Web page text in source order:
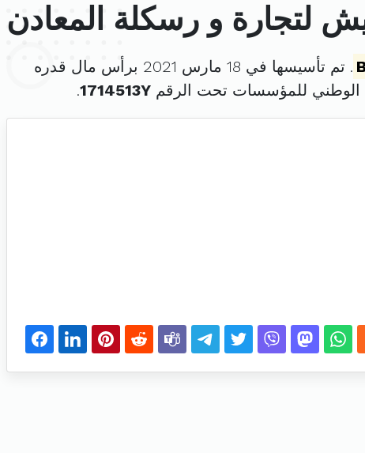
لتجارة و رسكلة المعادن
. تم تأسيسها في 18 مارس 2021 برأس مال قدره
للمؤسسات تحت الرقم 1714513Y
.